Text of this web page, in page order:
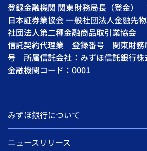
登録金融機関 関東財務局長（登金
日本証券業協会 一般社団法人金融先
社団法人第二種金融商品取引業協会
信託契約代理業 登録番号 関東財務
号 所属信託会社：みずほ信託銀行株
金融機関コード：0001
みずほ銀行について
ニュースリリース